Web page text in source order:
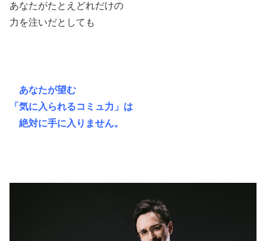
あなたがたとえどれだけの
力を注いだとしても
あなたが望む
「気に入られるコミュ力」は
絶対に手に入りません。